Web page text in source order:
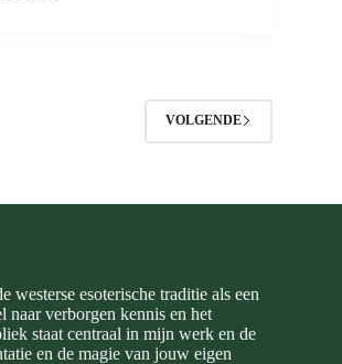
VOLGENDE
westerse esoterische traditie als een
naar verborgen kennis en het
staat centraal in mijn werk en de
en de magie van jouw eigen